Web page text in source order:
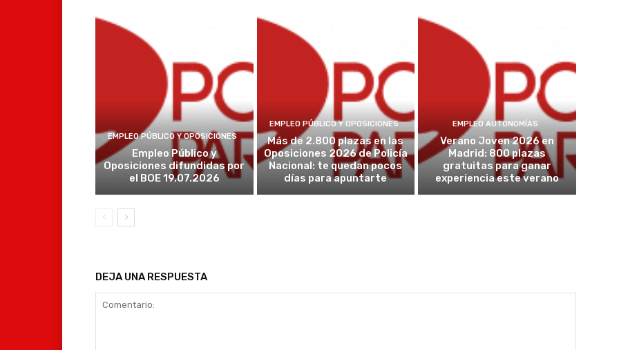
EMPLEO PÚBLICO Y OPOSICIONES
Empleo Público y
Oposiciones difundidas por
el BOE 19.07.2026
EMPLEO PÚBLICO Y OPOSICIONES
Más de 2.800 plazas en las
Oposiciones 2026 de Policía
Nacional: te quedan pocos
días para apuntarte
EMPLEO AUTONOMÍAS
Verano Joven 2026 en
Madrid: 800 plazas
gratuitas para ganar
experiencia este verano
DEJA UNA RESPUESTA